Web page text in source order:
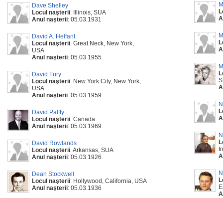
Dave Shelley
Locul naşterii: Illinois, SUA
Anul naşterii: 05.03.1931
David A. Helfant
Locul naşterii: Great Neck, New York,
USA
Anul naşterii: 05.03.1955
David Fury
Locul naşterii: New York City, New York,
USA
Anul naşterii: 05.03.1959
David Palffy
Locul naşterii: Canada
Anul naşterii: 05.03.1969
David Rowlands
Locul naşterii: Arkansas, SUA
Anul naşterii: 05.03.1926
Dean Stockwell
Locul naşterii: Hollywood, California, USA
Anul naşterii: 05.03.1936